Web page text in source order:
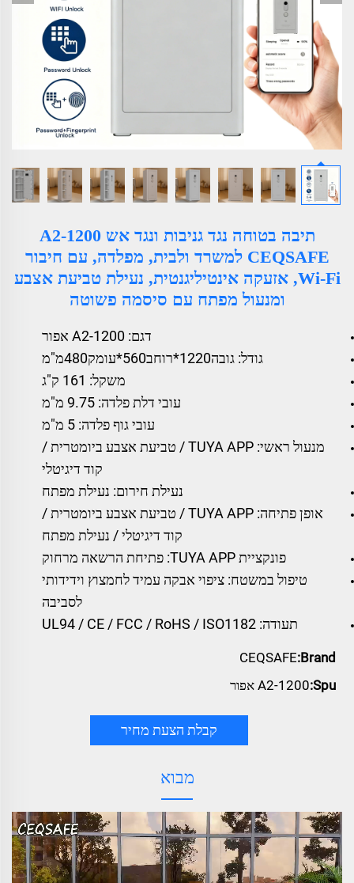
תיבה בטוחה נגד גניבות ונגד אש A2-1200
CEQSAFE למשרד ולבית, מפלדה, עם חיבור
Wi-Fi, אזעקה אינטיליגנטית, נעילת טביעת אצבע
ומנעול מפתח עם סיסמה פשוטה
דגם: A2-1200 אפור
גודל: גובה1220*רוחב560*עומק480מ"מ
משקל: 161 ק"ג
עובי דלת פלדה: 9.75 מ"מ
עובי גוף פלדה: 5 מ"מ
מנעול ראשי: TUYA APP / טביעת אצבע ביומטרית /
קוד דיגיטלי
נעילת חירום: נעילת מפתח
אופן פתיחה: TUYA APP / טביעת אצבע ביומטרית /
קוד דיגיטלי / נעילת מפתח
פונקציית TUYA APP: פתיחת הרשאה מרחוק
טיפול במשטח: ציפוי אבקה עמיד לחמצוץ וידידותי
לסביבה
תעודה: UL94 / CE / FCC / RoHS / ISO1182
Brand:
CEQSAFE
Spu: A2-1200 אפור
קבלת הצעת מחיר
מבוא